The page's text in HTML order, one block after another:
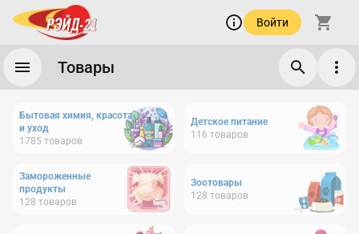
Войти
Товары
Бытовая химия, красота
и уход
1785 товаров
Детское питание
116 товаров
Замороженные
продукты
128 товаров
Зоотовары
128 товаров